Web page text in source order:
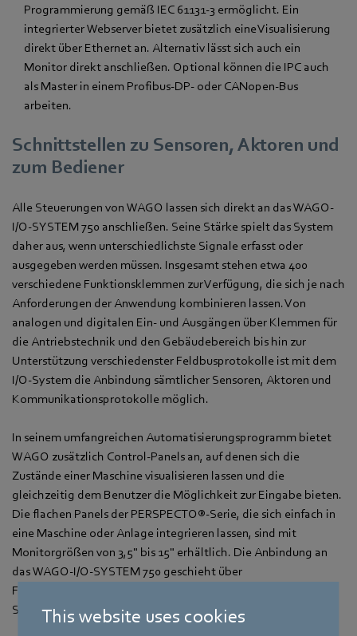
This website uses cookies
Programmierung gemäß IEC 61131-3 ermöglicht. Ein
integrierter Webserver bietet zusätzlich eine Visualisierung
direkt über Ethernet an. Alternativ lässt sich auch ein
Monitor direkt anschließen. Optional können die IPC auch
als Master in einem Profibus-DP- oder CANopen-Bus
arbeiten.
Schnittstellen zu Sensoren, Aktoren und
zum Bediener
Alle Steuerungen von WAGO lassen sich direkt an das WAGO-
I/O-SYSTEM 750 anschließen. Seine Stärke spielt das System
daher aus, wenn unterschiedlichste Signale erfasst oder
ausgegeben werden müssen. Insgesamt stehen etwa 400
verschiedene Funktionsklemmen zur Verfügung, die sich je nach
Anforderungen der Anwendung kombinieren lassen. Von
analogen und digitalen Ein- und Ausgängen über Klemmen für
die Antriebstechnik und den Gebäudebereich bis hin zur
Unterstützung verschiedenster Feldbusprotokolle ist mit dem
I/O-System die Anbindung sämtlicher Sensoren, Aktoren und
Kommunikationsprotokolle möglich.
In seinem umfangreichen Automatisierungsprogramm bietet
WAGO zusätzlich Control-Panels an, auf denen sich die
Zustände einer Maschine visualisieren lassen und die
gleichzeitig dem Benutzer die Möglichkeit zur Eingabe bieten.
Die flachen Panels der PERSPECTO®-Serie, die sich einfach in
eine Maschine oder Anlage integrieren lassen, sind mit
Monitorgrößen von 3,5" bis 15" erhältlich. Die Anbindung an
das WAGO-I/O-SYSTEM 750 geschieht über
Feldbusschnittstellen. Peripheriegeräte werden über
Standardschnittstellen angeschlossen.